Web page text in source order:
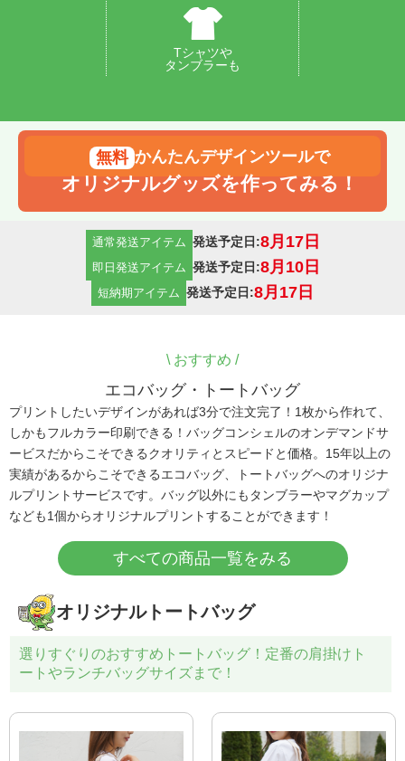
Tシャツや
タンブラーも
かんたんデザインツールで
オリジナルグッズを作ってみる！
通常発送アイテム 発送予定日:8月17日
即日発送アイテム 発送予定日:8月10日
短納期アイテム 発送予定日:8月17日
\ おすすめ /
エコバッグ・トートバッグ
プリントしたいデザインがあれば3分で注文完了！1枚から作れて、
しかもフルカラー印刷できる！バッグコンシェルのオンデマンドサ
ービスだからこそできるクオリティとスピードと価格。15年以上の
実績があるからこそできるエコバッグ、トートバッグへのオリジナ
ルプリントサービスです。バッグ以外にもタンブラーやマグカップ
なども1個からオリジナルプリントすることができます！
すべての商品一覧をみる
オリジナルトートバッグ
選りすぐりのおすすめトートバッグ！定番の肩掛けト
ートやランチバッグサイズまで！